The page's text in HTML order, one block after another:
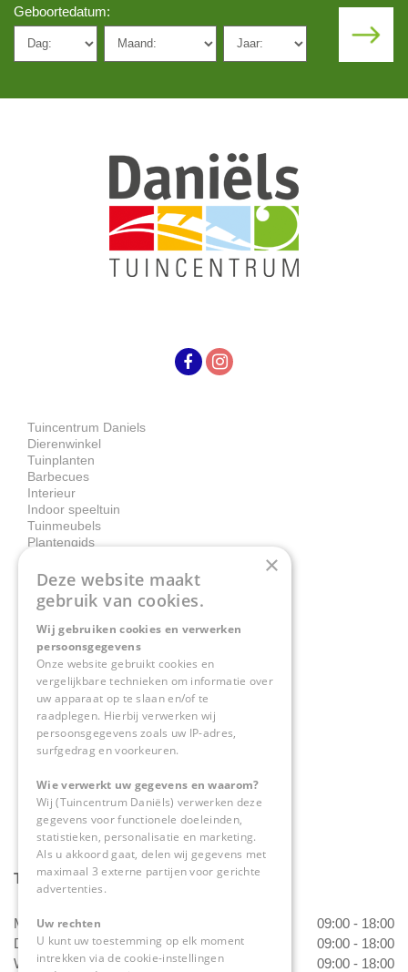
Geboortedatum:
Tuincentrum Daniels
Dierenwinkel
Tuinplanten
Barbecues
Interieur
Indoor speeltuin
Tuinmeubels
Plantengids
Contact
Tuincentrum Daniëls
Herkenbosserweg 4
6063 NL Vlodrop
0475-534298
info@tuincentrumdaniels.nl
Tuincentrum Daniëls
Maandag
09:00 - 18:00
Dinsdag
09:00 - 18:00
Woensdag
09:00 - 18:00
×
Deze website maakt
gebruik van cookies.
Wij gebruiken cookies en verwerken
persoonsgegevens
Onze website gebruikt cookies en
vergelijkbare technieken om informatie over
uw apparaat op te slaan en/of te
raadplegen. Hierbij verwerken wij
persoonsgegevens zoals uw IP-adres,
surfgedrag en voorkeuren.
Wie verwerkt uw gegevens en waarom?
Wij (Tuincentrum Daniëls) verwerken deze
gegevens voor functionele doeleinden,
statistieken, personalisatie en marketing.
Als u akkoord gaat, delen wij gegevens met
maximaal 3 externe partijen voor gerichte
advertenties.
Uw rechten
U kunt uw toestemming op elk moment
intrekken via de cookie-instellingen